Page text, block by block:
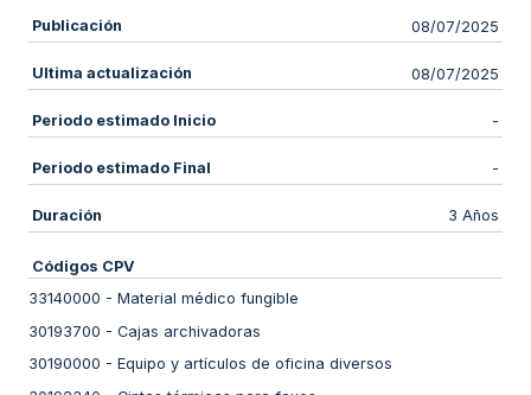
Publicación 08/07/2025
Ultima actualización 08/07/2025
Periodo estimado Inicio -
Periodo estimado Final -
Duración 3 Años
Códigos CPV
33140000 - Material médico fungible
30193700 - Cajas archivadoras
30190000 - Equipo y artículos de oficina diversos